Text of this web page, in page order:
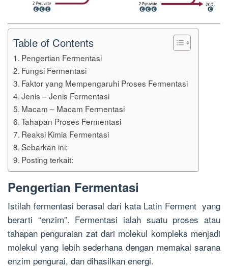
Table of Contents
Pengertian Fermentasi
Fungsi Fermentasi
Faktor yang Mempengaruhi Proses Fermentasi
Jenis – Jenis Fermentasi
Macam – Macam Fermentasi
Tahapan Proses Fermentasi
Reaksi Kimia Fermentasi
Sebarkan ini:
Posting terkait:
Pengertian Fermentasi
Istilah fermentasi berasal dari kata Latin Ferment yang
berarti “enzim”. Fermentasi ialah suatu proses atau
tahapan penguraian zat dari molekul kompleks menjadi
molekul yang lebih sederhana dengan memakai sarana
enzim pengurai, dan dihasilkan energi.